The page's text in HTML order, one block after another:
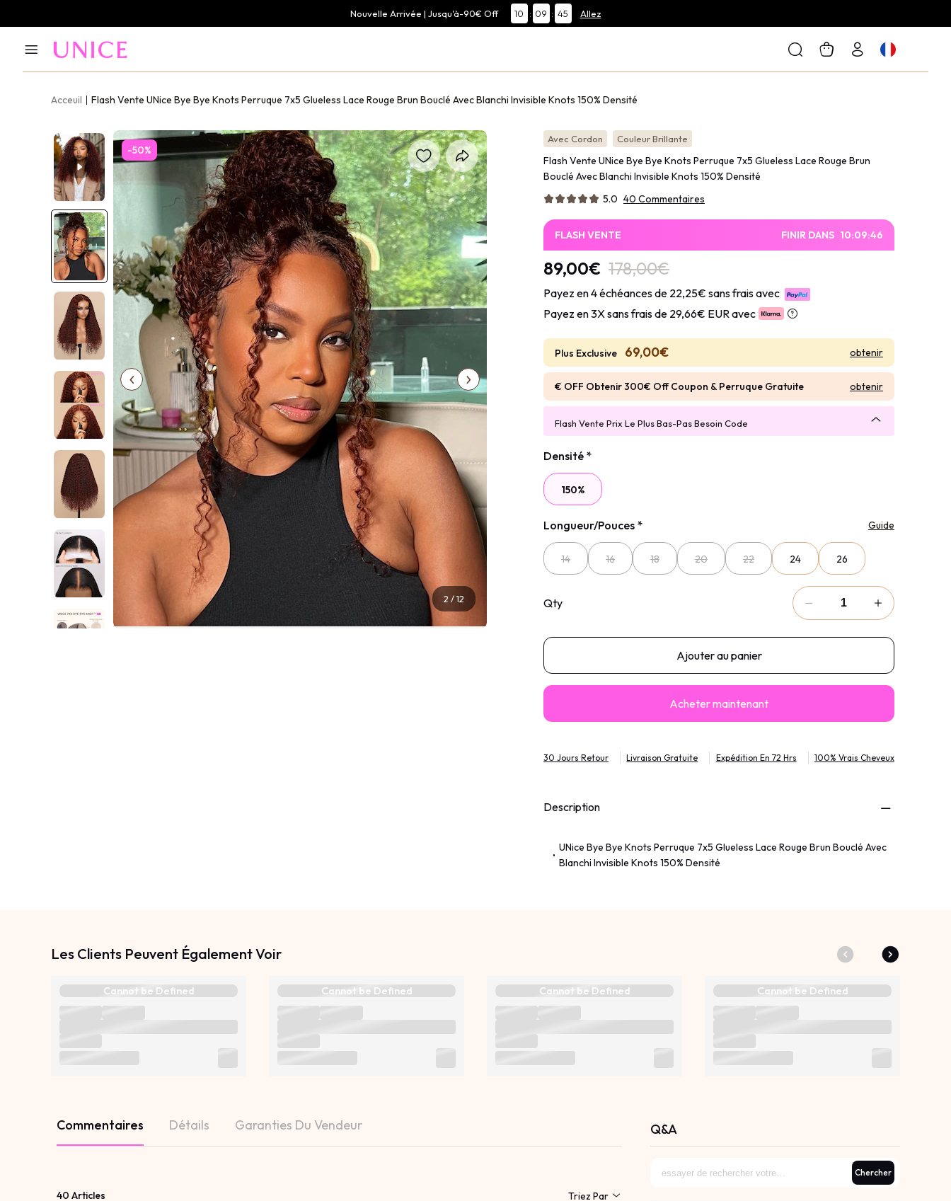
Nouvelle Arrivée | Jusqu'à-90€ Off 10 : 09 : 44 Allez
Acceuil Flash Vente UNice Bye Bye Knots Perruque 7x5 Glueless Lace Rouge Brun Bouclé Avec Blanchi Invisible Knots 150% Densité
-50%
2 /12
Avec Cordon Couleur Brillante
Flash Vente UNice Bye Bye Knots Perruque 7x5 Glueless Lace Rouge Brun
Bouclé Avec Blanchi Invisible Knots 150% Densité
5.0 40 Commentaires
FLASH VENTE FINIR DANS 10:09:45
89,00€ 178,00€
Payez en 4 échéances de 22,25€ sans frais avec
Payez en 3X sans frais de 29,66€ EUR avec
Plus Exclusive 69,00€ obtenir
€ OFF Obtenir 300€ Off Coupon & Perruque Gratuite obtenir
Flash Vente Prix Le Plus Bas-Pas Besoin Code
Densité *
150%
Longueur/Pouces * Guide
14 16 18 20 22 24 26
Qty
Ajouter au panier
Acheter maintenant
30 Jours Retour Livraison Gratuite Expédition En 72 Hrs 100% Vrais Cheveux
Description
UNice Bye Bye Knots Perruque 7x5 Glueless Lace Rouge Brun Bouclé Avec
Blanchi Invisible Knots 150% Densité
Les Clients Peuvent Également Voir
Cannot be Defined Cannot be Defined Cannot be Defined Cannot be Defined
Commentaires Détails Garanties Du Vendeur
40 Articles Triez Par
Q&A
Chercher